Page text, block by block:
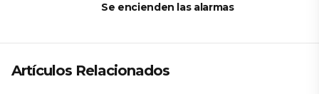
Se encienden las alarmas
Artículos Relacionados